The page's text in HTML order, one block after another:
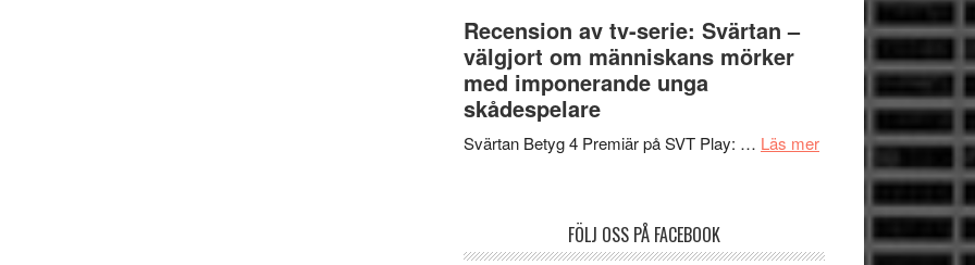
spännande
Chan
storform
valet
synas
i
tv4
med
Mauri?
Recension av tv-serie: Svärtan –
välgjort om människans mörker
med imponerande unga
skådespelare
Svärtan Betyg 4 Premiär på SVT Play: … Läs merom
Recension
FÖLJ OSS PÅ FACEBOOK